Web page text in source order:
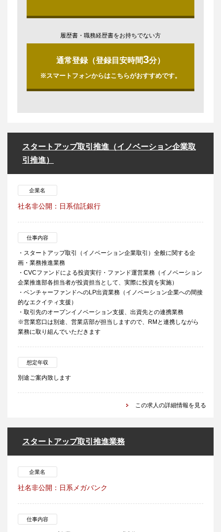
履歴書・職務経歴書をお持ちでない方
通常登録（登録目安時間3分）
※スマートフォンからはこちらがおすすめです。
スタートアップ取引推進（イノベーション企業取
引推進）
企業名
社名非公開：日系信託銀行
仕事内容
・スタートアップ取引（イノベーション企業取引）全般に関する企
画・業務推進業務
・CVCファンドによる投資実行・ファンド運営業務（イノベーション
企業推進部各担当者が投資担当として、実際に投資を実施）
・ベンチャーファンドへのLP出資業務（イノベーション企業への間接
的なエクイティ支援）
・取引先のオープンイノベーション支援、出資先との連携業務
※営業窓口は別途、営業店部が担当しますので、RMと連携しながら
業務に取り組んでいただきます
想定年収
別途ご案内致します
この求人の詳細情報を見る
スタートアップ取引推進業務
企業名
社名非公開：日系メガバンク
仕事内容